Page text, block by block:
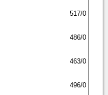
517/0
486/0
463/0
496/0